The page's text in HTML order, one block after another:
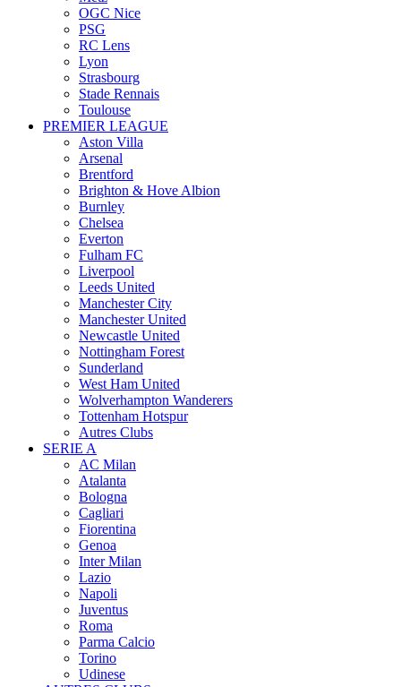
OGC Nice
PSG
RC Lens
Lyon
Strasbourg
Stade Rennais
Toulouse
PREMIER LEAGUE
Aston Villa
Arsenal
Brentford
Brighton & Hove Albion
Burnley
Chelsea
Everton
Fulham FC
Liverpool
Leeds United
Manchester City
Manchester United
Newcastle United
Nottingham Forest
Sunderland
West Ham United
Wolverhampton Wanderers
Tottenham Hotspur
Autres Clubs
SERIE A
AC Milan
Atalanta
Bologna
Cagliari
Fiorentina
Genoa
Inter Milan
Lazio
Napoli
Juventus
Roma
Parma Calcio
Torino
Udinese